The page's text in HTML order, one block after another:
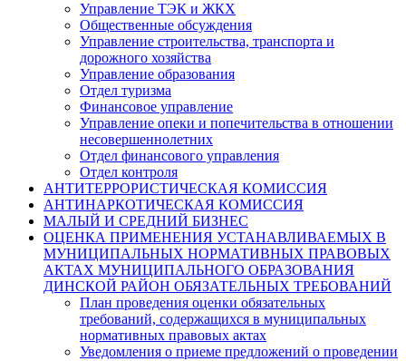
Управление ТЭК и ЖКХ
Общественные обсуждения
Управление строительства, транспорта и
дорожного хозяйства
Управление образования
Отдел туризма
Финансовое управление
Управление опеки и попечительства в отношении
несовершеннолетних
Отдел финансового управления
Отдел контроля
АНТИТЕРРОРИСТИЧЕСКАЯ КОМИССИЯ
АНТИНАРКОТИЧЕСКАЯ КОМИССИЯ
МАЛЫЙ И СРЕДНИЙ БИЗНЕС
ОЦЕНКА ПРИМЕНЕНИЯ УСТАНАВЛИВАЕМЫХ В
МУНИЦИПАЛЬНЫХ НОРМАТИВНЫХ ПРАВОВЫХ
АКТАХ МУНИЦИПАЛЬНОГО ОБРАЗОВАНИЯ
ДИНСКОЙ РАЙОН ОБЯЗАТЕЛЬНЫХ ТРЕБОВАНИЙ
План проведения оценки обязательных
требований, содержащихся в муниципальных
нормативных правовых актах
Уведомления о приеме предложений о проведении